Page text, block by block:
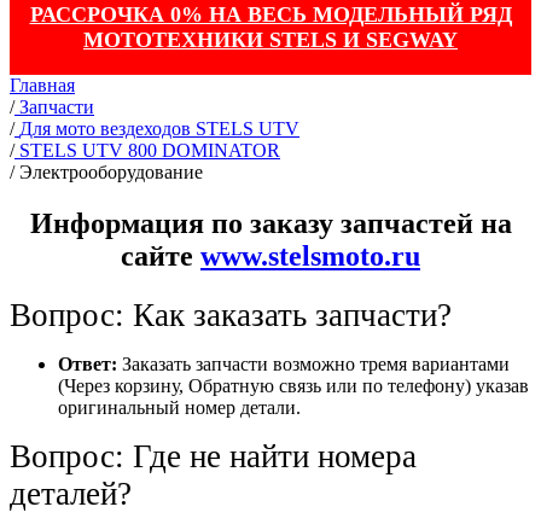
РАССРОЧКА 0% НА ВЕСЬ МОДЕЛЬНЫЙ РЯД
МОТОТЕХНИКИ STELS И SEGWAY
Главная
/ Запчасти
/ Для мото вездеходов STELS UTV
/ STELS UTV 800 DOMINATOR
/Электрооборудование
Информация по заказу запчастей на
сайте www.stelsmoto.ru
Вопрос: Как заказать запчасти?
Ответ: Заказать запчасти возможно тремя вариантами
(Через корзину, Обратную связь или по телефону) указав
оригинальный номер детали.
Вопрос: Где не найти номера
деталей?